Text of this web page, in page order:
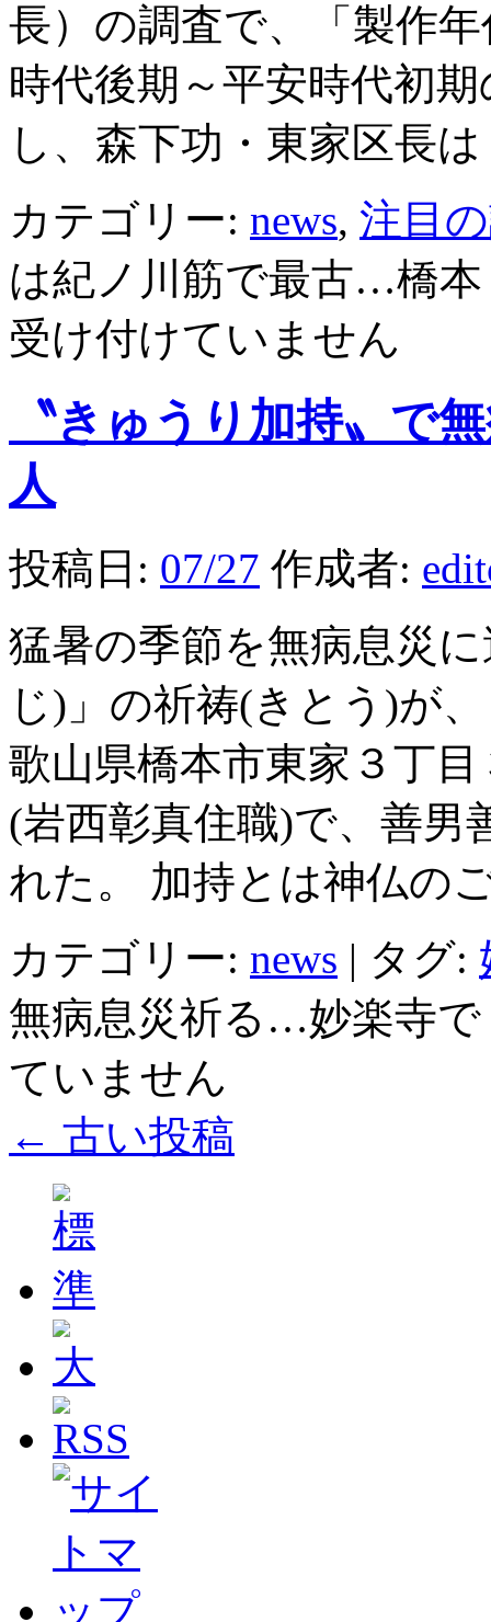
長）の調査で、「製作
時代後期～平安時代初
し、森下功・東家区長
カテゴリー: news, 注目
は紀ノ川筋で最古…橋
受け付けていません
〝きゅうり加持〟で
人
投稿日: 07/27 作成者:
猛暑の季節を無病息災
じ)」の祈祷(きとう)が
歌山県橋本市東家３丁
(岩西彰真住職)で、善男
れた。 加持とは神仏の
カテゴリー: news | タグ:
無病息災祈る…妙楽寺で
ていません
← 古い投稿